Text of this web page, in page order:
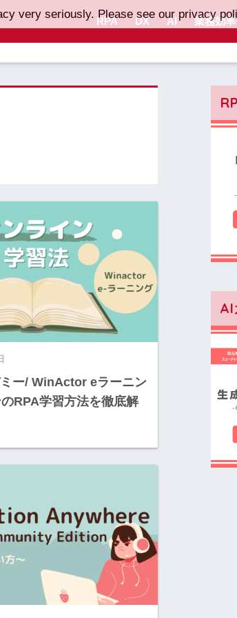
RPA DX AI 業務効
ー/ WinActor eラーニン
RPA学習方法を徹底解
AI
very seriously. Please see our privacy